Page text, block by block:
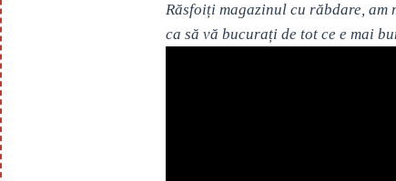
Răsfoiți magazinul cu răbdare, am
ca să vă bucurați de tot ce e mai